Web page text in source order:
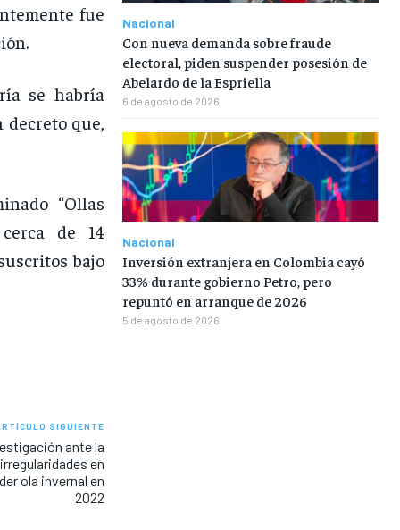
fue
se habría
que,
“Ollas
de 14
bajo
SIGUIENTE
ante la
en
ola invernal en
2022
Nacional
Con nueva demanda sobre fraude
electoral, piden suspender posesión de
Abelardo de la Espriella
6 de agosto de 2026
Nacional
Inversión extranjera en Colombia cayó
33% durante gobierno Petro, pero
repuntó en arranque de 2026
5 de agosto de 2026